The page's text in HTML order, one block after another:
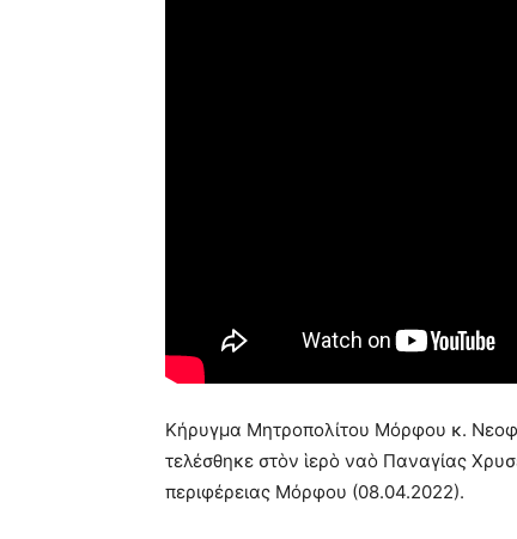
Κήρυγμα Μητροπολίτου Μόρφου κ.
τελέσθηκε στὸν ἱερὸ ναὸ Παναγίας
περιφέρειας Μόρφου (08.04.2022).